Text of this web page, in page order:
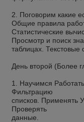
2. Поговорим какие
Общие правила
Статистические
Просмотр и поиск
таблицах.
День второй (Более
1. Научимся
Фильтрацию
списков. Применять
Проверять
данные.